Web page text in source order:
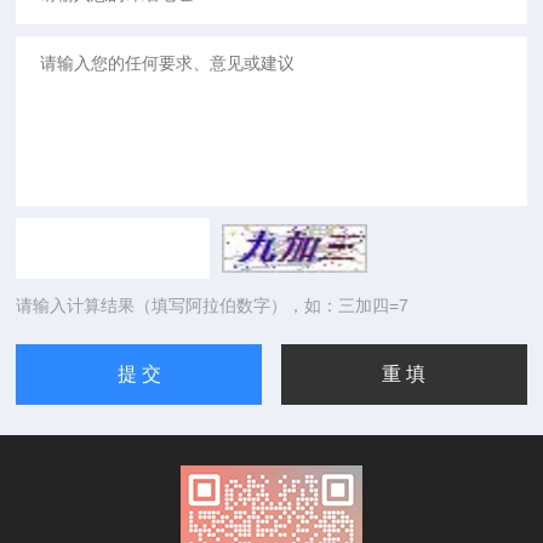
请输入计算结果（填写阿拉伯数字），如：三加四=7